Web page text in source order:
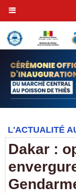
L'ACTUALITÉ
Dakar :